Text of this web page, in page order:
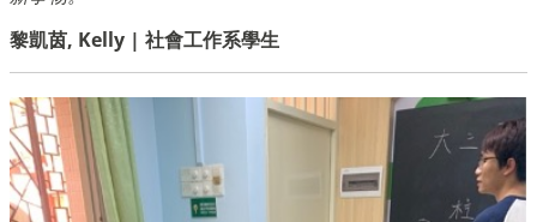
黎凱茵, Kelly | 社會工作系學生